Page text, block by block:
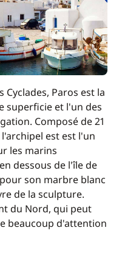
Cyclades, Paros est la
superficie et l'un des
Composé de 21
est est l'un
les marins
dessous de l'île de
son marbre blanc
de la sculpture.
du Nord, qui peut
beaucoup d'attention